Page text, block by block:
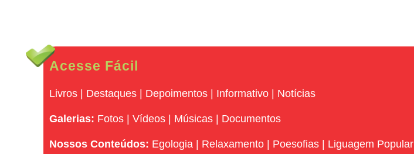
Acesse Fácil
Livros Destaques Depoimentos Informativo Notícias
Galerias: Fotos |Vídeos Músicas Documentos
Nossos Conteúdos: Egologia Relaxamento Poesofias Liguagem Popular